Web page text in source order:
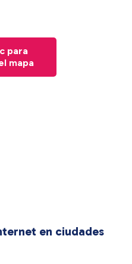
para
mapa
en ciudades